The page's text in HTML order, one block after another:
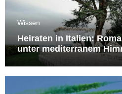
Wissen
Heiraten in Italien:
unter mediterranem